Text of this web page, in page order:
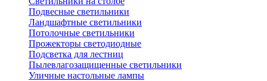
Подвесные светильники
Ландшафтные светильники
Потолочные светильники
Прожекторы светодиодные
Подсветка для лестниц
Пылевлагозащищенные светильники
Уличные настольные лампы